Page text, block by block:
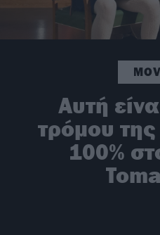
Αυτή
τρόμου
100%